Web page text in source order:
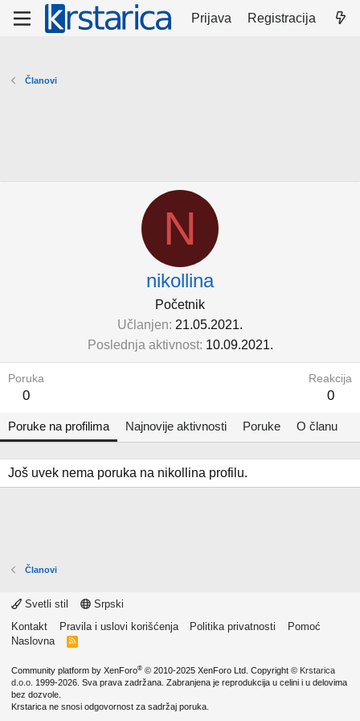
Prijava Registracija
Članovi
N
nikollina
Početnik
Učlanjen 21.05.2021.
Poslednja aktivnost 10.09.2021.
Poruka
0
Reakcija
0
Poruke na profilima Najnovije aktivnosti Poruke O članu
Još uvek nema poruka na nikollina profilu.
Članovi
Svetli stil
Srpski
Kontakt
Pravila i uslovi korišćenja Politika privatnosti
Pomoć
Naslovna
R
Community platform by XenForo® © 2010-2025 XenForo Ltd. Copyright © Krstarica
d.o.o. 1999-2026. Sva prava zadržana. Zabranjena je reprodukcija u celini i u delovima
bez dozvole.
Krstarica ne snosi odgovornost za sadržaj poruka.